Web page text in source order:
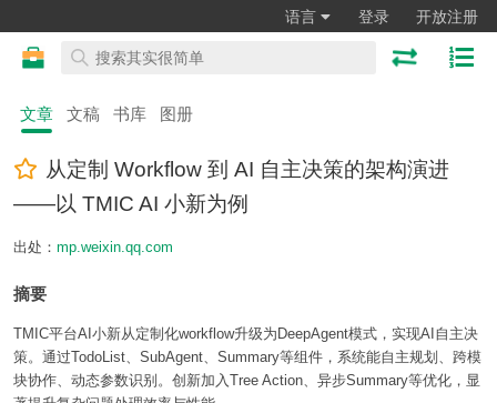
语言 登录 开放注册
文章 文稿 书库 图册
从定制 Workflow 到 AI 自主决策的架构演进
——以 TMIC AI 小新为例
出处： mp.weixin.qq.com
摘要
TMIC平台AI小新从定制化workflow升级为DeepAgent模式，实现AI自主决
策。通过TodoList、SubAgent、Summary等组件，系统能自主规划、跨模
块协作、动态参数识别。创新加入Tree Action、异步Summary等优化，显